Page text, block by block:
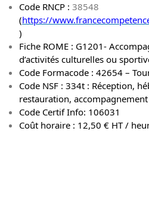
Code RNCP : 38548
(https://
)
Fiche ROME : G1201-
d’activités culturelles ou
Code Formacode : 42654 –
Code NSF : 334t : Réception,
restauration, accompagnement
Code Certif Info: 106031
Coût horaire : 12,50 € HT /